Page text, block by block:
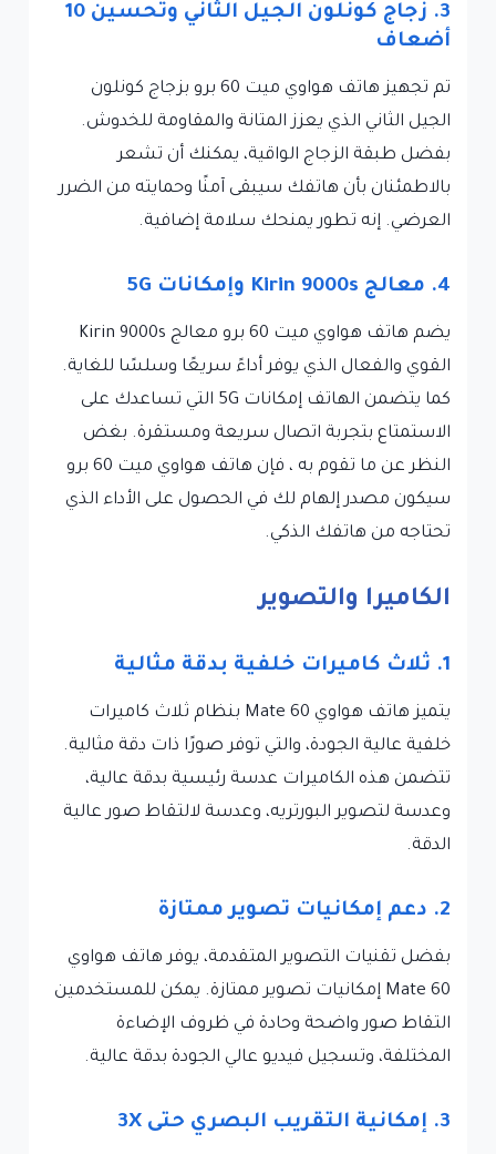
3. زجاج كونلون الجيل الثاني وتحسين 10
أضعاف
تم تجهيز هاتف هواوي ميت 60 برو بزجاج كونلون
الجيل الثاني الذي يعزز المتانة والمقاومة للخدوش.
بفضل طبقة الزجاج الواقية، يمكنك أن تشعر
بالاطمئنان بأن هاتفك سيبقى آمنًا وحمايته من الضرر
العرضي. إنه تطور يمنحك سلامة إضافية.
4. معالج Kirin 9000s وإمكانات 5G
يضم هاتف هواوي ميت 60 برو معالج Kirin 9000s
القوي والفعال الذي يوفر أداءً سريعًا وسلسًا للغاية.
كما يتضمن الهاتف إمكانات 5G التي تساعدك على
الاستمتاع بتجربة اتصال سريعة ومستقرة. بغض
النظر عن ما تقوم به ، فإن هاتف هواوي ميت 60 برو
سيكون مصدر إلهام لك في الحصول على الأداء الذي
تحتاجه من هاتفك الذكي.
الكاميرا والتصوير
1. ثلاث كاميرات خلفية بدقة مثالية
يتميز هاتف هواوي Mate 60 بنظام ثلاث كاميرات
خلفية عالية الجودة، والتي توفر صورًا ذات دقة مثالية.
تتضمن هذه الكاميرات عدسة رئيسية بدقة عالية،
وعدسة لتصوير البورتريه، وعدسة لالتقاط صور عالية
الدقة.
2. دعم إمكانيات تصوير ممتازة
بفضل تقنيات التصوير المتقدمة، يوفر هاتف هواوي
Mate 60 إمكانيات تصوير ممتازة. يمكن للمستخدمين
التقاط صور واضحة وحادة في ظروف الإضاءة
المختلفة، وتسجيل فيديو عالي الجودة بدقة عالية.
3. إمكانية التقريب البصري حتى 3X